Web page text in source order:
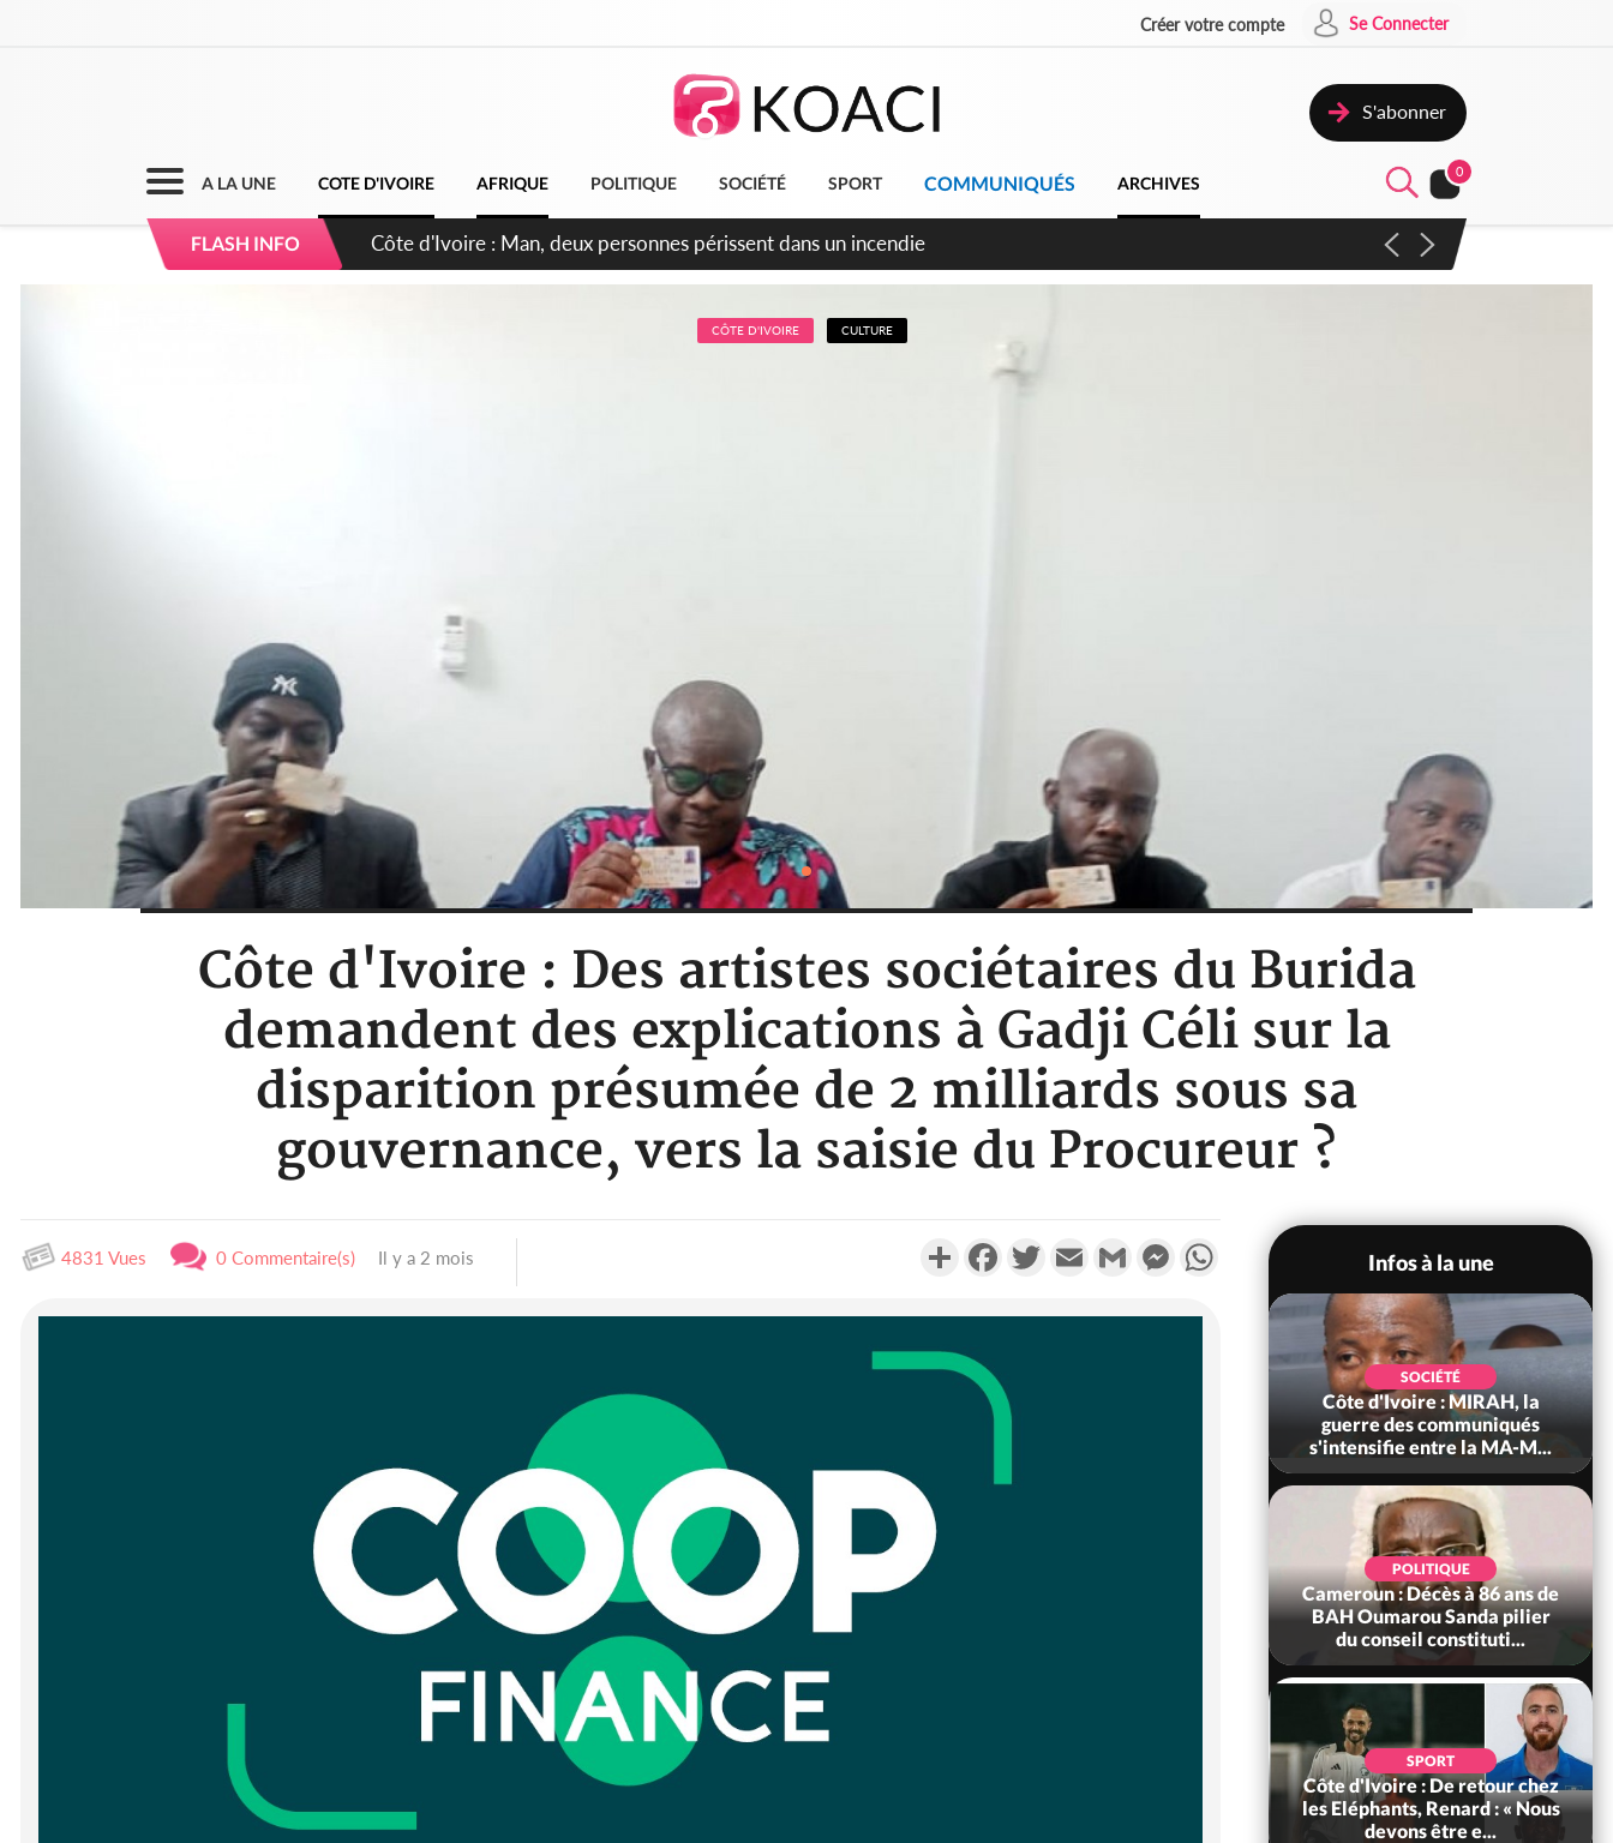
Créer votre compte Se Connecter
S'abonner
A LA UNE COTE D'IVOIRE AFRIQUE POLITIQUE SOCIÉTÉ SPORT COMMUNIQUÉS ARCHIVES
0
FLASH INFO Côte d'Ivoire : Man, deux personnes périssent dans un incendie
CÔTE D'IVOIRE CULTURE
Côte d'Ivoire : Des artistes sociétaires du Burida
demandent des explications à Gadji Céli sur la
disparition présumée de 2 milliards sous sa
gouvernance, vers la saisie du Procureur ?
4831 Vues 0 Commentaire(s) Il y a 2 mois PartagerFacebookTwitterEmail Gmail MessengerWhatsApp
Infos à la une
Côte d'Ivoire : Man, deux
personnes périssent dans un
SOCIÉTÉ
Côte d'Ivoire : MIRAH, la
guerre des communiqués
s'intensifie entre la MA-M...
POLITIQUE
Cameroun : Décès à 86 ans de
BAH Oumarou Sanda pilier
du conseil constituti...
SPORT
Côte d'Ivoire : De retour chez
les Eléphants, Renard : « Nous
devons être e...